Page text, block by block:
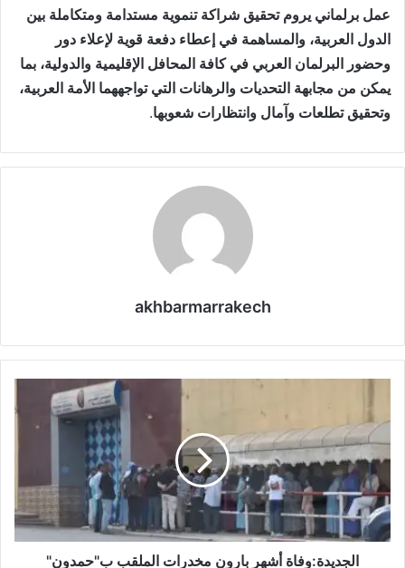
عمل برلماني يروم تحقيق شراكة تنموية مستدامة ومتكاملة بين
الدول العربية، والمساهمة في إعطاء دفعة قوية لإعلاء دور
وحضور البرلمان العربي في كافة المحافل الإقليمية والدولية، بما
يمكن من مجابهة التحديات والرهانات التي تواجههما الأمة العربية،
وتحقيق تطلعات وآمال وانتظارات شعوبها.
akhbarmarrakech
ج
د
ي
د
ة
:
و
الجديدة:وفاة أشهر بارون مخدرات الملقب ب"حمدون"